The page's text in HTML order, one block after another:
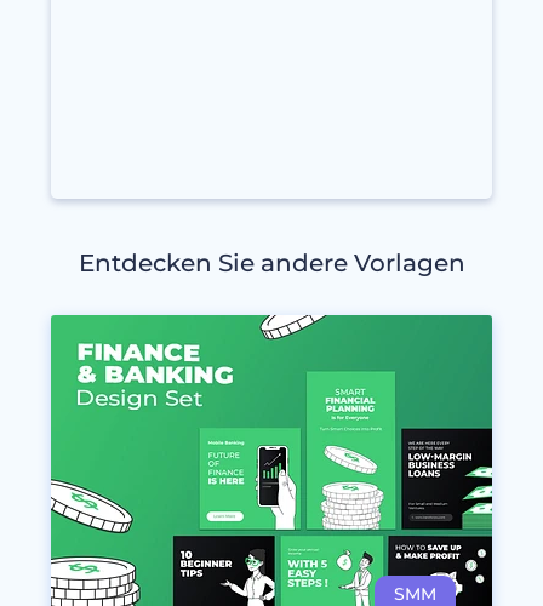
Entdecken Sie andere Vorlagen